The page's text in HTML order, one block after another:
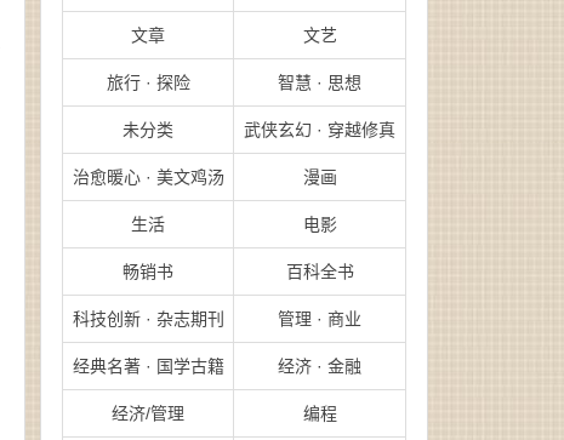
文章 文艺
旅行 · 探险 智慧 · 思想
未分类 武侠玄幻 · 穿越修真
治愈暖心 · 美文鸡汤 漫画
生活 电影
畅销书 百科全书
科技创新 · 杂志期刊 管理 · 商业
经典名著 · 国学古籍 经济 · 金融
经济/管理 编程